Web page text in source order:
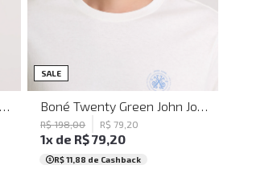
SALE
R$ 198,00 R$ 79 20
1x de R$79,20
R$ 11,88 de Cashback